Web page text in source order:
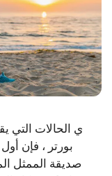
ي الحالات التي
بورتر ، فإن
صديقة الممثل